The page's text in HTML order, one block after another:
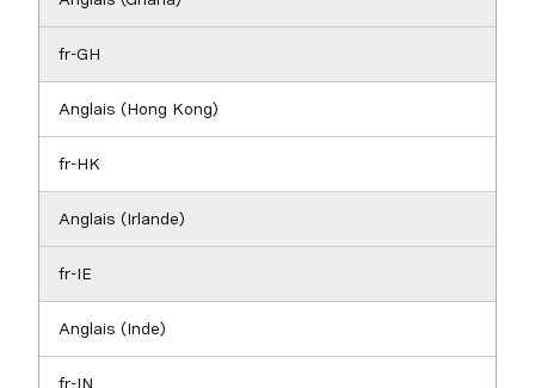
fr-GH
Anglais (Hong Kong)
fr-HK
Anglais (Irlande)
fr-IE
Anglais (Inde)
fr-IN